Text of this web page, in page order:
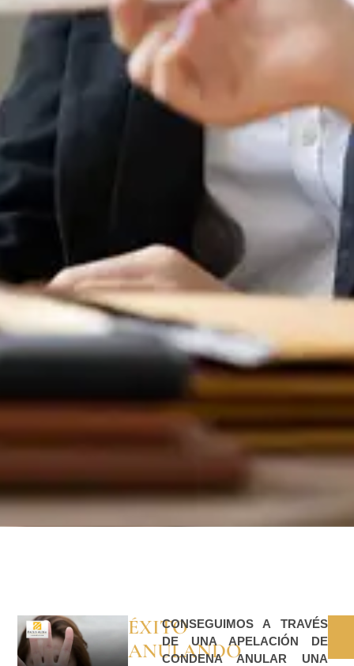
ÉXITO
ANULANDO
CONSEGUIMOS A TRAVÉS
DE UNA APELACIÓN DE
CONDENA ANULAR UNA